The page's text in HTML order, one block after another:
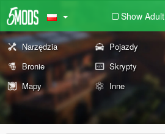
Show Adult
Narzędzia Pojazdy
Bronie
Skrypty
Mapy
Inne